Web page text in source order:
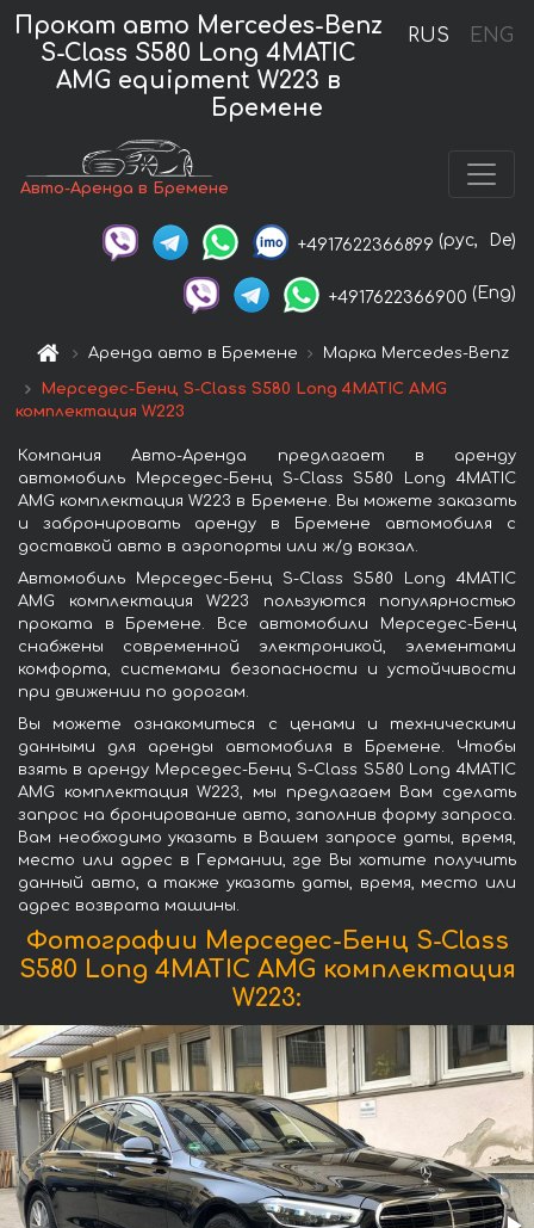
RUS ENG
Прокат авто Mercedes-Benz
S-Class S580 Long 4MATIC
AMG equipment W223 в
Бремене
Авто-Аренда в Бремене
+4917622366899 (рус, De)
+4917622366900 (Eng)
Аренда авто в Бремене Марка Mercedes-Benz
Мерседес-Бенц S-Class S580 Long 4MATIC AMG
комплектация W223
Компания Авто-Аренда предлагает в аренду
автомобиль Мерседес-Бенц S-Class S580 Long 4MATIC
AMG комплектация W223 в Бремене. Вы можете заказать
и забронировать аренду в Бремене автомобиля с
доставкой авто в аэропорты или ж/д вокзал.
Автомобиль Мерседес-Бенц S-Class S580 Long 4MATIC
AMG комплектация W223 пользуются популярностью
проката в Бремене. Все автомобили Мерседес-Бенц
снабжены современной электроникой, элементами
комфорта, системами безопасности и устойчивости
при движении по дорогам.
Вы можете ознакомиться с ценами и техническими
данными для аренды автомобиля в Бремене. Чтобы
взять в аренду Мерседес-Бенц S-Class S580 Long 4MATIC
AMG комплектация W223, мы предлагаем Вам сделать
запрос на бронирование авто, заполнив форму запроса.
Вам необходимо указать в Вашем запросе даты, время,
место или адрес в Германии, где Вы хотите получить
данный авто, а также указать даты, время, место или
адрес возврата машины.
Фотографии Мерседес-Бенц S-Class
S580 Long 4MATIC AMG комплектация
W223: